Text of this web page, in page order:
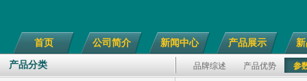
首页 公司简介 新闻中心 产品展示
产品分类 品牌综述 产品优势 参